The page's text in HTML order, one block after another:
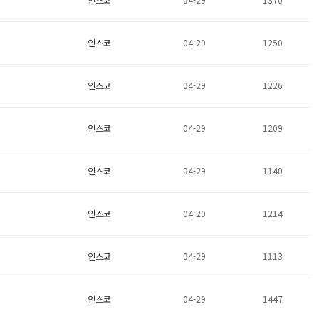
인스코 04-29 1250
인스코 04-29 1226
인스코 04-29 1209
인스코 04-29 1140
인스코 04-29 1214
인스코 04-29 1113
인스코 04-29 1447